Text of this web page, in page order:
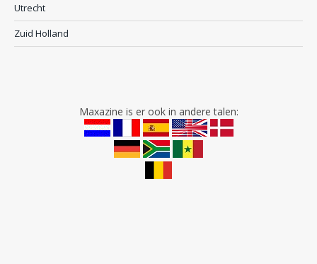
Utrecht
Zuid Holland
Maxazine is er ook in andere talen: